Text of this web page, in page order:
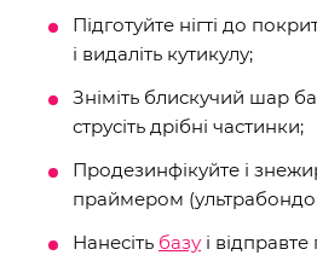
Підготуйте нігті до
і видаліть кутикулу;
Зніміть блискучий шар
струсіть дрібні частинки;
Продезинфікуйте і
праймером
Нанесіть базу і